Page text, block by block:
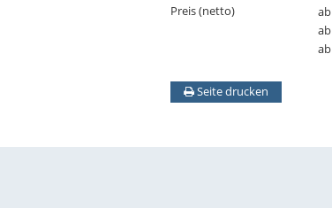
Preis (netto)
ab
ab
ab
Seite drucken